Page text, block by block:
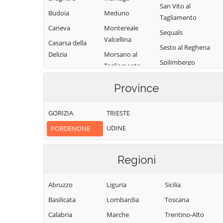
Budoia
Caneva
Casarsa della
Delizia
Castelnovo del
Chions
Cimolais
Claut
Cordovado
Meduno
Montereale
Valcellina
Morsano al
Tagliamento
Pordenone
Tagliamento
Polcenigo
Pordenone
Pordenone
Pravisdomini
Roveredo in
San Vito al
Tagliamento
Sequals
Sesto al Reghena
Spilimbergo
Vajont
Vito d'Asio
Vivaro
Zoppola
Province
GORIZIA
PORDENONE
TRIESTE
UDINE
Regioni
Abruzzo
Basilicata
Calabria
Liguria
Lombardia
Marche
Sicilia
Toscana
Trentino-Alto